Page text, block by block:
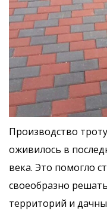
Производство
оживилось в
века. Это помогло
своеобразно
территорий и